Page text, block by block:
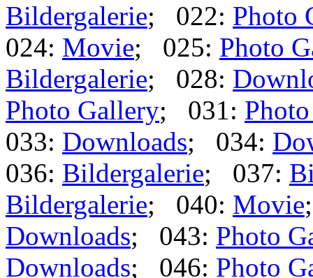
Bildergalerie; 022: Photo
024: Movie; 025: Photo
Bildergalerie; 028:
Photo Gallery; 031:
033: Downloads; 034:
036: Bildergalerie; 037:
Bildergalerie; 040: Movie
Downloads; 043: Photo
Downloads; 046: Photo